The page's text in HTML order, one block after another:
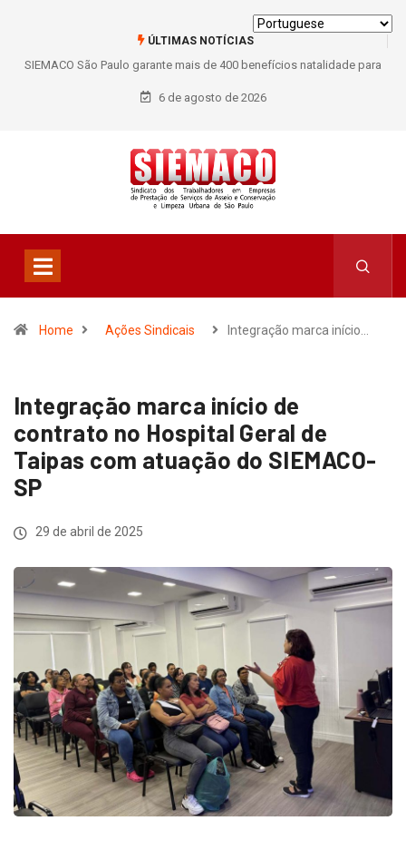
ÚLTIMAS NOTÍCIAS
SIEMACO São Paulo garante mais de 400 benefícios natalidade para
trabalhadores do Asseio em 2026
6 de agosto de 2026
Home Ações Sindicais Integração marca início…
Integração marca início de
contrato no Hospital Geral de
Taipas com atuação do SIEMACO-
SP
29 de abril de 2025